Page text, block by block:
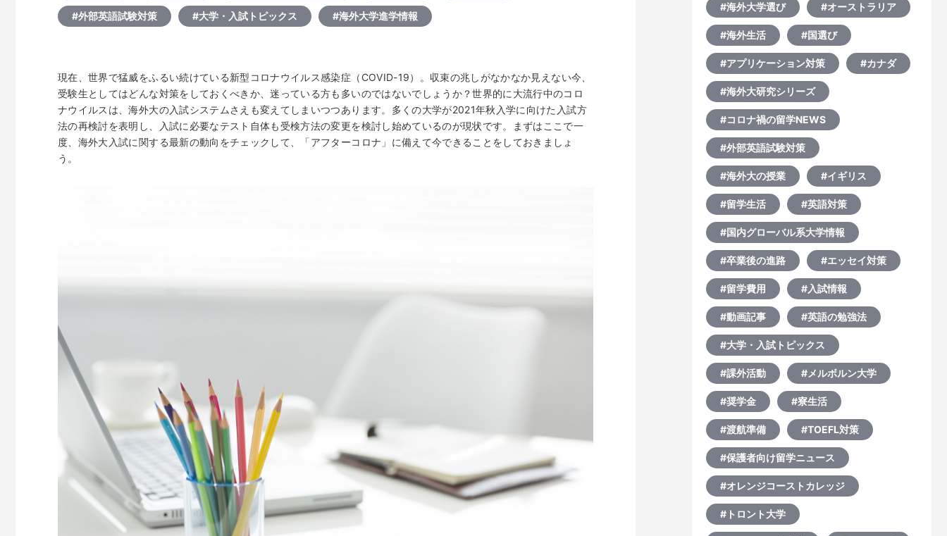
#外部英語試験対策 #大学・入試トピックス #海外大学進学情報
現在、世界で猛威をふるい続けている新型コロナウイルス感染症（COVID-19）。収束の兆しがなかなか見えない今、
受験生としてはどんな対策をしておくべきか、迷っている方も多いのではないでしょうか？世界的に大流行中のコロ
ナウイルスは、海外大の入試システムさえも変えてしまいつつあります。多くの大学が2021年秋入学に向けた入試方
法の再検討を表明し、入試に必要なテスト自体も受検方法の変更を検討し始めているのが現状です。まずはここで一
度、海外大入試に関する最新の動向をチェックして、「アフターコロナ」に備えて今できることをしておきましょ
う。
#海外大学選び #オーストラリア
#海外生活 #国選び
#アプリケーション対策 #カナダ
#海外大研究シリーズ
#コロナ禍の留学NEWS
#外部英語試験対策
#海外大の授業 #イギリス
#留学生活 #英語対策
#国内グローバル系大学情報
#卒業後の進路 #エッセイ対策
#留学費用 #入試情報
#動画記事 #英語の勉強法
#大学・入試トピックス
#課外活動 #メルボルン大学
#奨学金 #寮生活
#渡航準備 #TOEFL対策
#保護者向け留学ニュース
#オレンジコーストカレッジ
#トロント大学